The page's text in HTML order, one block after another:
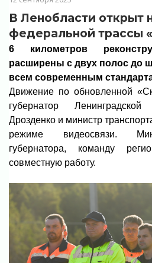
В Ленобласти открыт
федеральной трассы
6 километров
расширены с двух полос до
всем современным
Движение по обновленной
губернатор
Дрозденко и министр
режиме видеосвязи.
губернатора, команду
совместную работу.